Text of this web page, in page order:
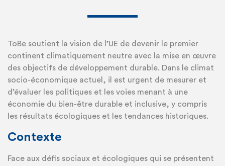
ToBe soutient la vision de l’UE de devenir le premier
continent climatiquement neutre avec la mise en œuvre
des objectifs de développement durable. Dans le climat
socio-économique actuel, il est urgent de mesurer et
d’évaluer les politiques et les voies menant à une
économie du bien-être durable et inclusive, y compris
les résultats écologiques et les tendances historiques.
Contexte
Face aux défis sociaux et écologiques qui se présentent